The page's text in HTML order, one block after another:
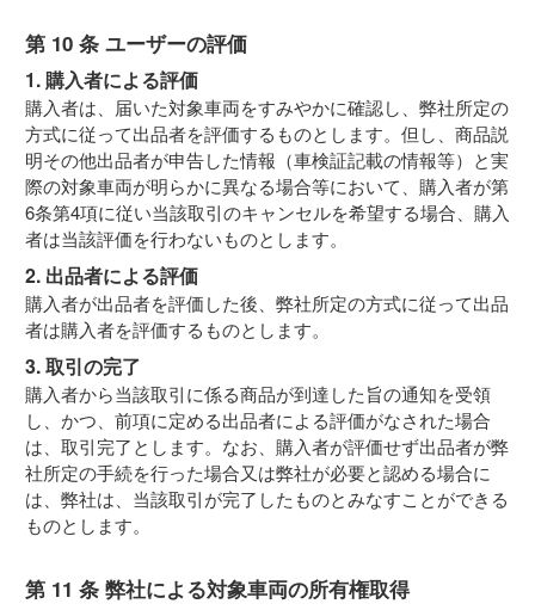
第 10 条 ユーザーの評価
1. 購入者による評価
購入者は、届いた対象車両をすみやかに確認し、弊社所定の
方式に従って出品者を評価するものとします。但し、商品説
明その他出品者が申告した情報（車検証記載の情報等）と実
際の対象車両が明らかに異なる場合等において、購入者が第
6条第4項に従い当該取引のキャンセルを希望する場合、購入
者は当該評価を行わないものとします。
2. 出品者による評価
購入者が出品者を評価した後、弊社所定の方式に従って出品
者は購入者を評価するものとします。
3. 取引の完了
購入者から当該取引に係る商品が到達した旨の通知を受領
し、かつ、前項に定める出品者による評価がなされた場合
は、取引完了とします。なお、購入者が評価せず出品者が弊
社所定の手続を行った場合又は弊社が必要と認める場合に
は、弊社は、当該取引が完了したものとみなすことができる
ものとします。
第 11 条 弊社による対象車両の所有権取得